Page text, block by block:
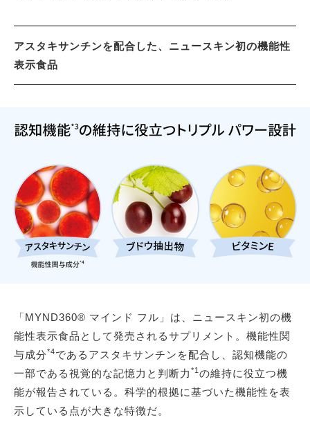
アスタキサンチンを配合した、ニュースキン初の機能性
表示食品
「MYND360® マインド フル」は、ニュースキン初の機
能性表示食品として発売されるサプリメント。機能性関
与成分*4であるアスタキサンチンを配合し、認知機能の
一部である視覚的な記憶力と判断力 *1 の維持に役立つ機
能が報告されている。科学的根拠に基づいた機能性を表
示している点が大きな特徴だ。